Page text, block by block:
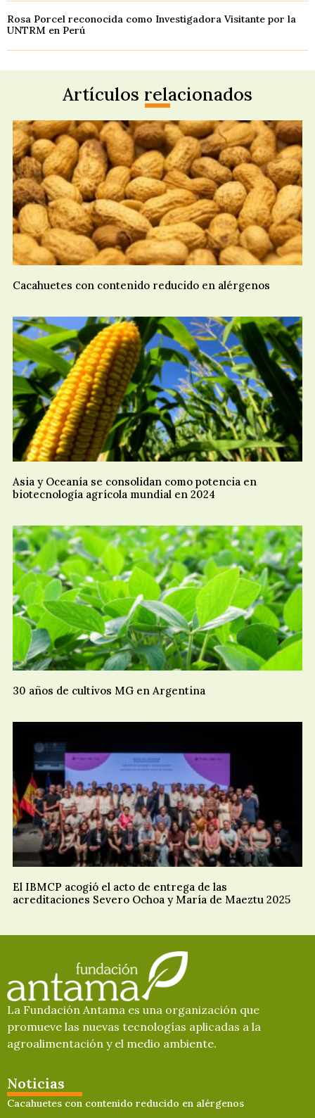
Rosa Porcel reconocida como Investigadora Visitante por la
UNTRM en Perú
Artículos relacionados
Cacahuetes con contenido reducido en alérgenos
Asia y Oceanía se consolidan como potencia en
biotecnología agrícola mundial en 2024
30 años de cultivos MG en Argentina
El IBMCP acogió el acto de entrega de las
acreditaciones Severo Ochoa y María de Maeztu 2025
La Fundación Antama es una organización que
promueve las nuevas tecnologías aplicadas a la
agroalimentación y el medio ambiente.
Noticias
Cacahuetes con contenido reducido en alérgenos